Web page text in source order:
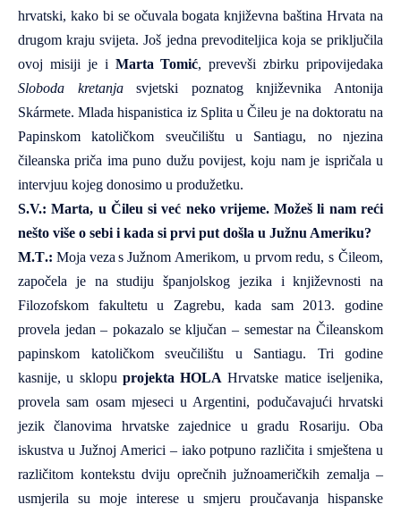
hrvatski, kako bi se očuvala bogata književna baština Hrvata na
drugom kraju svijeta. Još jedna prevoditeljica koja se priključila
ovoj misiji je i Marta Tomić, prevevši zbirku pripovijedaka
Sloboda kretanjasvjetski poznatog književnika Antonija
Skármete. Mlada hispanistica iz Splita u Čileu je na doktoratu na
Papinskom katoličkom sveučilištu u Santiagu, no njezina
čileanska priča ima puno dužu povijest, koju nam je ispričala u
intervjuu kojeg donosimo u produžetku.
S.V.: Marta, u Čileu si već neko vrijeme. Možeš li nam reći
nešto više o sebi i kada si prvi put došla u Južnu Ameriku?
M.T.: Moja veza s Južnom Amerikom, u prvom redu, s Čileom,
započela je na studiju španjolskog jezika i književnosti na
Filozofskom fakultetu u Zagrebu, kada sam 2013. godine
provela jedan – pokazalo se ključan – semestar na Čileanskom
papinskom katoličkom sveučilištu u Santiagu. Tri godine
kasnije, u sklopu projekta HOLA Hrvatske matice iseljenika,
provela sam osam mjeseci u Argentini, podučavajući hrvatski
jezik članovima hrvatske zajednice u gradu Rosariju. Oba
iskustva u Južnoj Americi – iako potpuno različita i smještena u
različitom kontekstu dviju oprečnih južnoameričkih zemalja –
usmjerila su moje interese u smjeru proučavanja hispanske